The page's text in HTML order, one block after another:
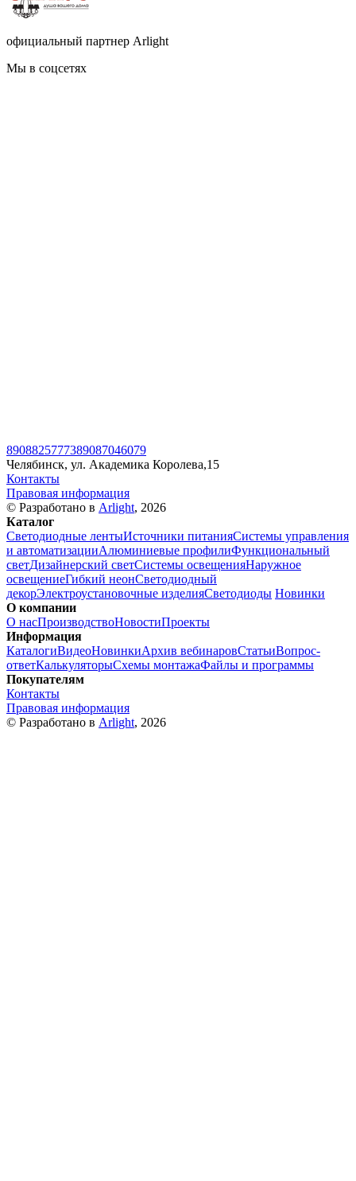
официальный партнер Arlight
Мы в соцсетях
8908825777389087046079
Челябинск, ул. Академика Королева,15
Контакты
Правовая информация
© Разработано в Arlight, 2026
Каталог
Светодиодные лентыИсточники питанияСистемы управления
и автоматизацииАлюминиевые профилиФункциональный
светДизайнерский светСистемы освещенияНаружное
освещениеГибкий неонСветодиодный
декорЭлектроустановочные изделияСветодиоды Новинки
О компании
О насПроизводствоНовостиПроекты
Информация
КаталогиВидеоНовинкиАрхив вебинаровСтатьиВопрос-
ответКалькуляторыСхемы монтажаФайлы и программы
Покупателям
Контакты
Правовая информация
© Разработано в Arlight, 2026